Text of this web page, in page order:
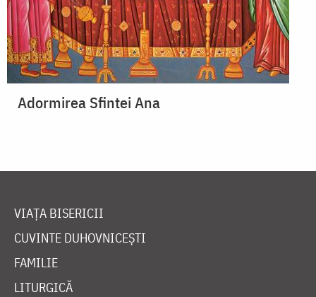
Adormirea Sfintei Ana
VIAȚA BISERICII
CUVINTE DUHOVNICEȘTI
FAMILIE
LITURGICĂ